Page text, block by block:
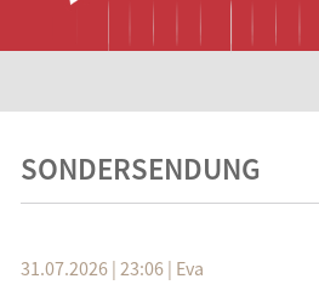
SONDERSENDUNG
31.07.2026 | 23:06 | Eva